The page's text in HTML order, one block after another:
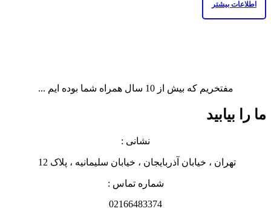
اطلاعات بیشتر
مفتخریم که بیش از 10 سال همراه شما بوده ایم ...
ما را بیابید
نشانی :
تهران ، خیابان آذربایجان ، خیابان سلیمانیه ، پلاک 12
شماره تماس :
02166483374